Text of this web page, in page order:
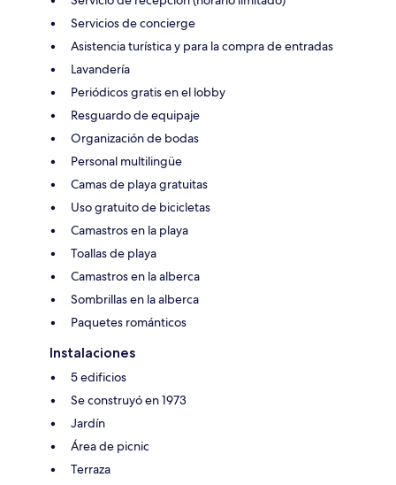
Servicios de concierge
Asistencia turística y para la compra de entradas
Lavandería
Periódicos gratis en el lobby
Resguardo de equipaje
Organización de bodas
Personal multilingüe
Camas de playa gratuitas
Uso gratuito de bicicletas
Camastros en la playa
Toallas de playa
Camastros en la alberca
Sombrillas en la alberca
Paquetes románticos
Instalaciones
5 edificios
Se construyó en 1973
Jardín
Área de picnic
Terraza